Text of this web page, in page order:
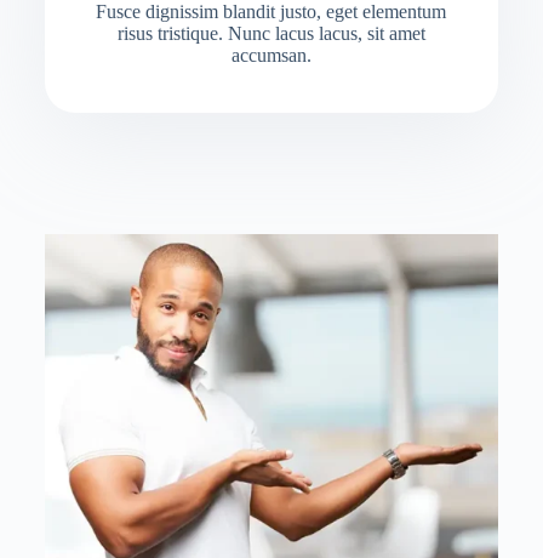
Fusce dignissim blandit justo, eget elementum
risus tristique. Nunc lacus lacus, sit amet
accumsan.